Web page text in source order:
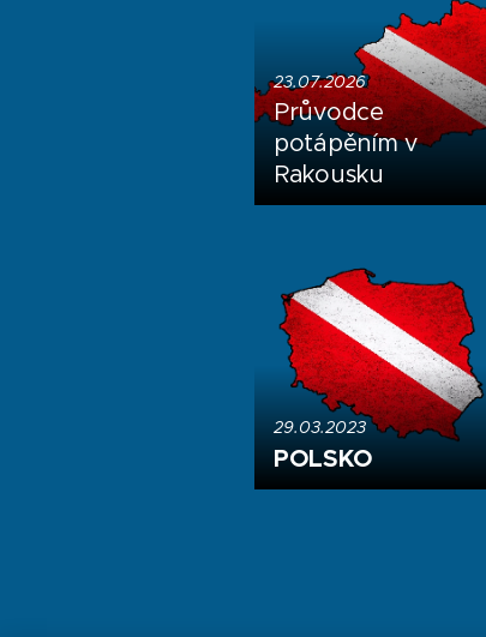
23.07.2026
Průvodce
potápěním v
Rakousku
29.03.2023
POLSKO